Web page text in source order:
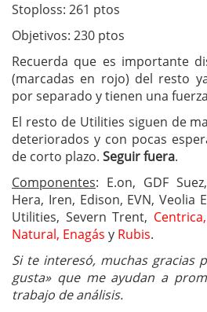
Stoploss: 261 ptos
Objetivos: 230 ptos
Recuerda que es importante
(marcadas en rojo) del resto
por separado y tienen una
El resto de Utilities siguen de
deteriorados y con pocas
de corto plazo. Seguir fuera.
Componentes: E.on, GDF
Hera, Iren, Edison, EVN, Veolia
Utilities, Severn Trent, Centrica,
Natural, Enagás y Rubis.
Si te interesó, muchas gracias
gusta» que me ayudan a
trabajo de análisis.